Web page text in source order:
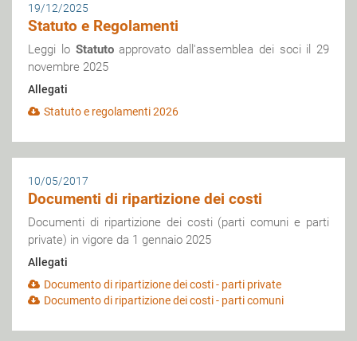
19/12/2025
Statuto e Regolamenti
Leggi lo Statutoapprovato dall'assemblea dei soci il 29
novembre 2025
Allegati
Statuto e regolamenti 2026
10/05/2017
Documenti di ripartizione dei costi
Documenti di ripartizione dei costi (parti comuni e parti
private) in vigore da 1 gennaio 2025
Allegati
Documento di ripartizione dei costi - parti private
Documento di ripartizione dei costi - parti comuni